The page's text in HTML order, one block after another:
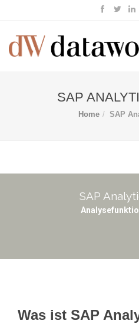
SAP
Home SAP
SAP
Was ist SAP